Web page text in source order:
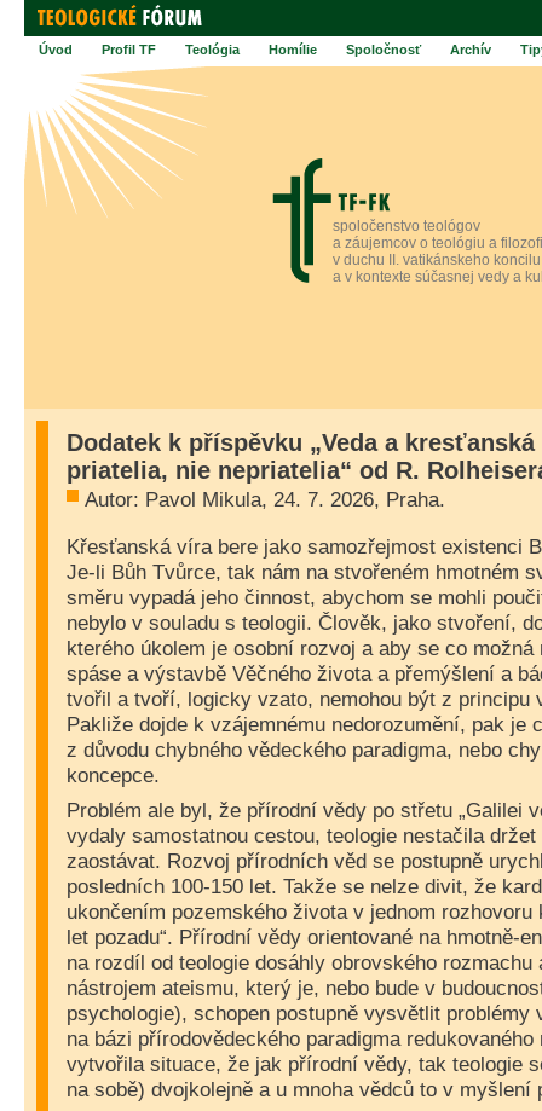
Úvod Profil TF Teológia Homílie Spoločnosť Archív
spoločenstvo teológov
a záujemcov o teológiu a
v duchu II. vatikánskeho koncilu
a v kontexte súčasnej vedy a
Dodatek k příspěvku „Veda a kresťanská
priatelia, nie nepriatelia“ od R.
Autor: Pavol Mikula, 24. 7. 2026, Praha.
Křesťanská víra bere jako samozřejmost existenci
Je-li Bůh Tvůrce, tak nám na stvořeném hmotném
směru vypadá jeho činnost, abychom se mohli
nebylo v souladu s teologii. Člověk, jako stvoření,
kterého úkolem je osobní rozvoj a aby se co možná
spáse a výstavbě Věčného života a přemýšlení a
tvořil a tvoří, logicky vzato, nemohou být z principu
Pakliže dojde k vzájemnému nedorozumění, pak je
z důvodu chybného vědeckého paradigma, nebo
koncepce.
Problém ale byl, že přírodní vědy po střetu „Galilei
vydaly samostatnou cestou, teologie nestačila
zaostávat. Rozvoj přírodních věd se postupně
posledních 100-150 let. Takže se nelze divit, že
ukončením pozemského života v jednom rozhovoru
let pozadu“. Přírodní vědy orientované na hmotně-
na rozdíl od teologie dosáhly obrovského
nástrojem ateismu, který je, nebo bude v
psychologie), schopen postupně vysvětlit problémy
na bázi přírodovědeckého paradigma
vytvořila situace, že jak přírodní vědy, tak teologie
na sobě) dvojkolejně a u mnoha vědců to v myšlení